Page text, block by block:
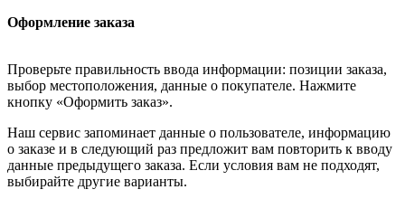
Оформление заказа
Проверьте правильность ввода информации: позиции заказа,
выбор местоположения, данные о покупателе. Нажмите
кнопку «Оформить заказ».
Наш сервис запоминает данные о пользователе, информацию
о заказе и в следующий раз предложит вам повторить к вводу
данные предыдущего заказа. Если условия вам не подходят,
выбирайте другие варианты.